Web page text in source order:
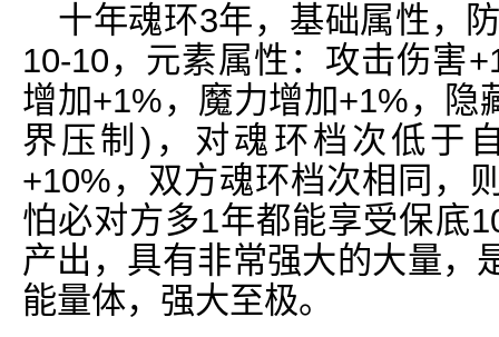
十年魂环3年，基础属性，
10-10，元素属性：攻击伤害
增加+1%，魔力增加+1%，隐
界压制)，对魂环档次低于
+10%，双方魂环档次相同，
怕必对方多1年都能享受保底
产出，具有非常强大的大量，
能量体，强大至极。